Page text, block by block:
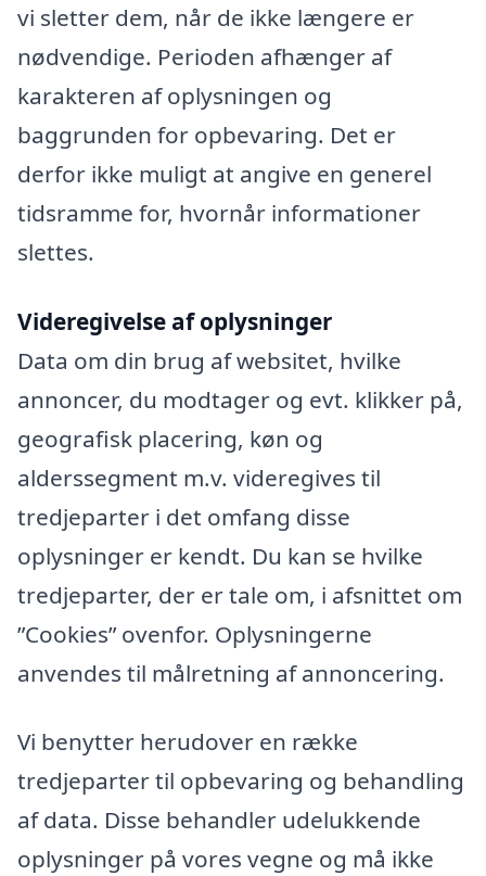
vi sletter dem, når de ikke længere er
nødvendige. Perioden afhænger af
karakteren af oplysningen og
baggrunden for opbevaring. Det er
derfor ikke muligt at angive en generel
tidsramme for, hvornår informationer
slettes.
Videregivelse af oplysninger
Data om din brug af websitet, hvilke
annoncer, du modtager og evt. klikker på,
geografisk placering, køn og
alderssegment m.v. videregives til
tredjeparter i det omfang disse
oplysninger er kendt. Du kan se hvilke
tredjeparter, der er tale om, i afsnittet om
”Cookies” ovenfor. Oplysningerne
anvendes til målretning af annoncering.
Vi benytter herudover en række
tredjeparter til opbevaring og behandling
af data. Disse behandler udelukkende
oplysninger på vores vegne og må ikke